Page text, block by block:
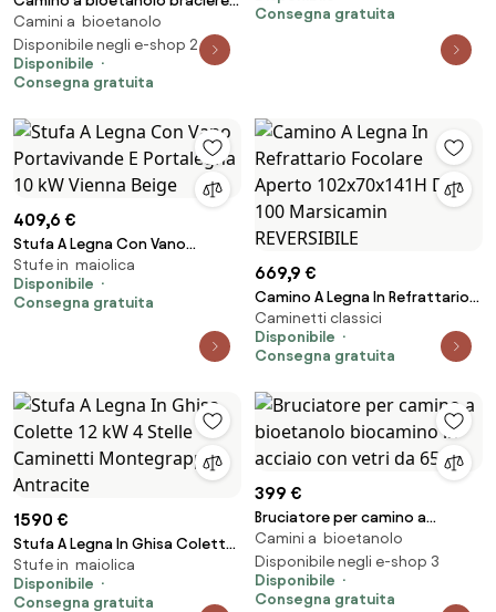
da giardino da terra per interno
esterno RAFFAELLO Corda Beige
d.35 x h55
Camini a bioetanolo
Disponibile negli e-shop 2
Disponibile
Consegna gratuita
L87xP51xH79 Ecodesign 4 Stelle
Consegna gratuita
409,6 €
Stufa A Legna Con Vano
Portavivande E Portalegna 10
kW Vienna Beige
Stufe in maiolica
Disponibile
Consegna gratuita
669,9 €
Camino A Legna In Refrattario
Focolare Aperto 102x70x141H DS
100 Marsicamin REVERSIBILE
Caminetti classici
Disponibile
Consegna gratuita
1590 €
Stufa A Legna In Ghisa Colette
12 kW 4 Stelle Caminetti
Montegrappa Antracite
Stufe in maiolica
Disponibile
Consegna gratuita
399 €
Bruciatore per camino a
bioetanolo biocamino in
acciaio con vetri da 65 cm
Camini a bioetanolo
Disponibile negli e-shop 3
Disponibile
Consegna gratuita